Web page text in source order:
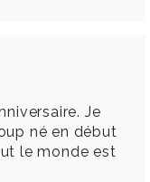
Je
né en début
le monde est